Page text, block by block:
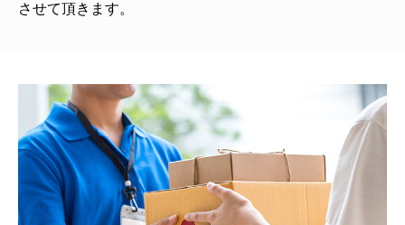
させて頂きます。